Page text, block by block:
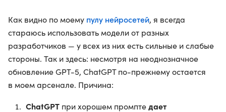
Как видно по моему пулу нейросетей, я всегда
стараюсь использовать модели от разных
разработчиков — у всех из них есть сильные и слабые
стороны. Так и здесь: несмотря на неоднозначное
обновление GPT-5, ChatGPT по-прежнему остается
в моем арсенале. Причина:
ChatGPT при хорошем промптедает